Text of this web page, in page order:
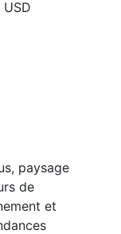
paysage
de
et